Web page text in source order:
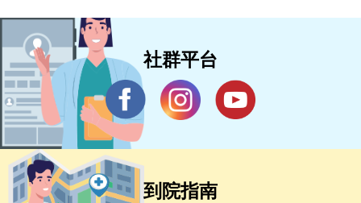
社群平台
到院指南